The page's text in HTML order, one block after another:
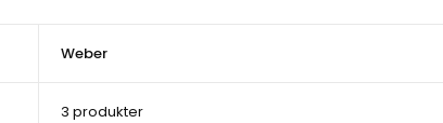
Weber
3 produkter